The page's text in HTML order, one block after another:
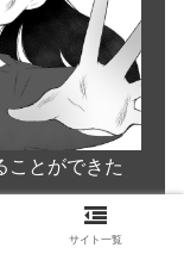
ことができた
サイト一覧